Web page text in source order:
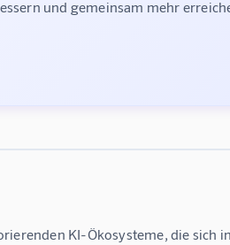
und gemeinsam mehr
KI-Ökosysteme, die sich